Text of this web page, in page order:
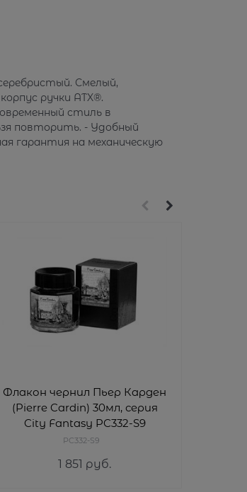
Смелый,
ручки ATX®.
стиль в
повторить. - Удобный
гарантия на механическую
Флакон чернил Пьер Карден
(Pierre Cardin) 30мл, серия
City Fantasy PC332-S9
PC332-S9
1 851 руб.